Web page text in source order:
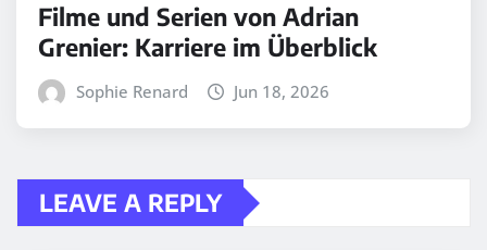
Filme und Serien von Adrian
Grenier: Karriere im Überblick
Sophie Renard Jun 18, 2026
LEAVE A REPLY